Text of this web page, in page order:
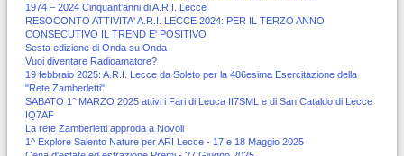
1974 – 2024 Cinquant’anni di A.R.I. Lecce
RESOCONTO ATTIVITA' A.R.I. LECCE 2024: PER IL TERZO ANNO
CONSECUTIVO IL TREND E' POSITIVO
Sesta edizione di Onda su Onda
Vuoi diventare Radioamatore?
19 febbraio 2025: A.R.I. Lecce da Soleto per la 486esima Esercitazione della
"Rete Zamberletti".
SABATO 1° MARZO 2025 attivi i Fari di Leuca II7SML e di San Cataldo di Lecce
IQ7AF
La rete Zamberletti approda a Novoli
1^ Explore Salento Nature per ARI Lecce - 17 e 18 Maggio 2025